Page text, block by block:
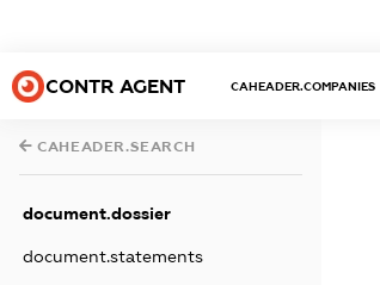
CONTR AGENT CAHEADER.COMPANIES
CAHEADER.SEARCH
document.dossier
document.statements